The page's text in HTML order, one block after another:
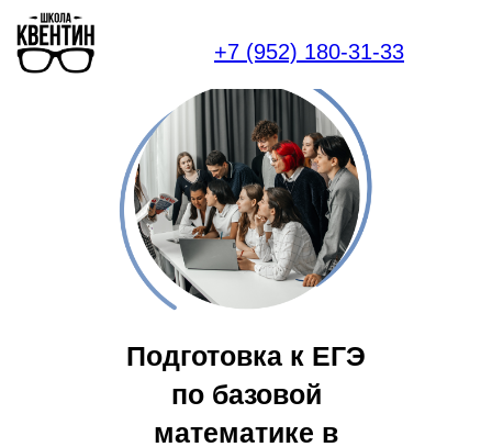
+7 (952) 180-31-33
Подготовка к ЕГЭ
по базовой
математике в